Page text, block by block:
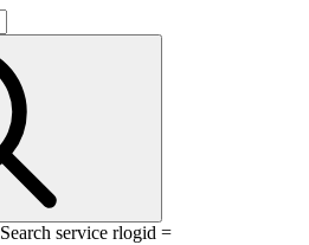
Search service rlogid =